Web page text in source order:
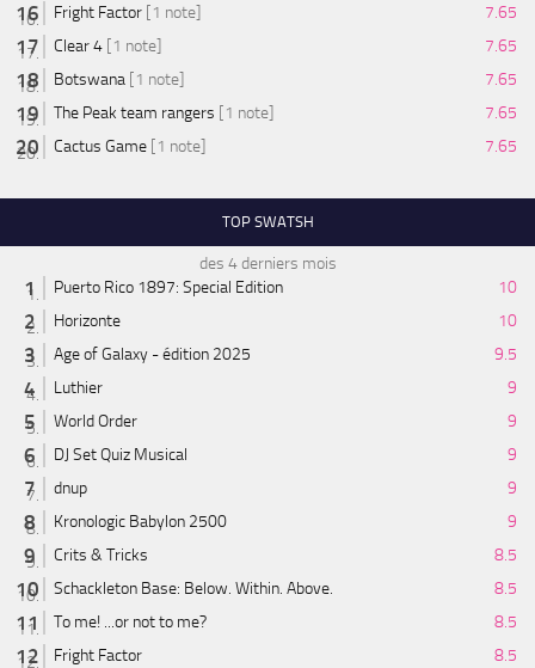
Fright Factor [1 note]
7.65
Clear 4 [1 note]
7.65
Botswana [1 note]
7.65
The Peak team rangers [1 note]
7.65
Cactus Game [1 note] 7.65
TOP SWATSH
des 4 derniers mois
Puerto Rico 1897: Special Edition
10
Horizonte
10
Age of Galaxy - édition 2025
9.5
Luthier
9
World Order
9
DJ Set Quiz Musical
9
dnup
9
Kronologic Babylon 2500
9
Crits & Tricks
8.5
Schackleton Base: Below. Within. Above.
8.5
To me! ...or not to me?
8.5
Fright Factor
8.5